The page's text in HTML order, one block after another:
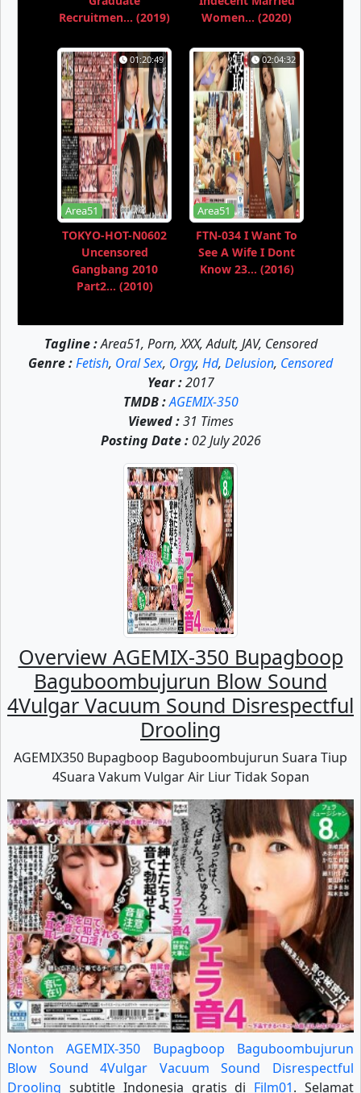
Recruitmen... (2019)
Women... (2020)
01:20:49
Area51
TOKYO-HOT-N0602
Uncensored
Gangbang 2010
Part2... (2010)
02:04:32
Area51
FTN-034 I Want To
See A Wife I Dont
Know 23... (2016)
Tagline :Area51, Porn, XXX, Adult, JAV, Censored
Genre :Fetish, Oral Sex, Orgy, Hd, Delusion, Censored
Year :2017
TMDB :AGEMIX-350
Viewed :31 Times
Posting Date :02 July 2026
Overview AGEMIX-350 Bupagboop
Baguboombujurun Blow Sound
4Vulgar Vacuum Sound Disrespectful
Drooling
AGEMIX350 Bupagboop Baguboombujurun Suara Tiup
4Suara Vakum Vulgar Air Liur Tidak Sopan
Nonton AGEMIX-350 Bupagboop Baguboombujurun
Blow Sound 4Vulgar Vacuum Sound Disrespectful
Drooling subtitle Indonesia gratis di Film01. Selamat